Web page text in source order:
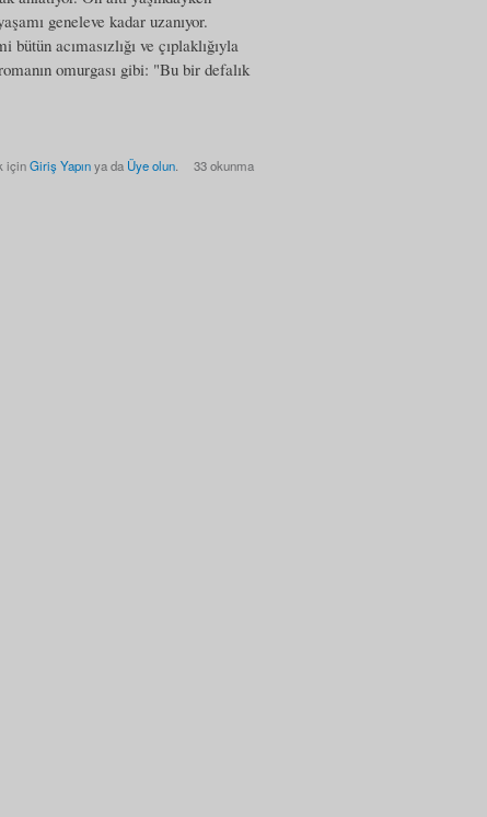
geneleve kadar uzanıyor.
acımasızlığı ve çıplaklığıyla
omurgası gibi: "Bu bir defalık
içinGiriş Yapınya da Üye olun. 33 okunma